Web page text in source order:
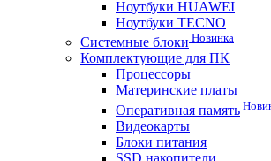
Ноутбуки HUAWEI
Ноутбуки TECNO
Системные блоки Новинка
Комплектующие для ПК
Процессоры
Материнские платы
Оперативная память
Видеокарты
Блоки питания
SSD накопители